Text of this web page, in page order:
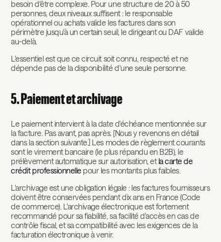
besoin d'être complexe. Pour une structure de 20 à 50
personnes, deux niveaux suffisent : le responsable
opérationnel ou achats valide les factures dans son
périmètre jusqu'à un certain seuil, le dirigeant ou DAF valide
au-delà.
L'essentiel est que ce circuit soit connu, respecté et ne
dépende pas de la disponibilité d'une seule personne.
5. Paiement et archivage
Le paiement intervient à la date d'échéance mentionnée sur
la facture. Pas avant, pas après. [Nous y revenons en détail
dans la section suivante.] Les modes de règlement courants
sont le virement bancaire (le plus répandu en B2B), le
prélèvement automatique sur autorisation, et la carte de
crédit professionnellepour les montants plus faibles.
L'archivage est une obligation légale : les factures fournisseurs
doivent être conservées pendant dix ans en France (Code
de commerce). L'archivage électronique est fortement
recommandé pour sa fiabilité, sa facilité d'accès en cas de
contrôle fiscal, et sa compatibilité avec les exigences de la
facturation électronique à venir.